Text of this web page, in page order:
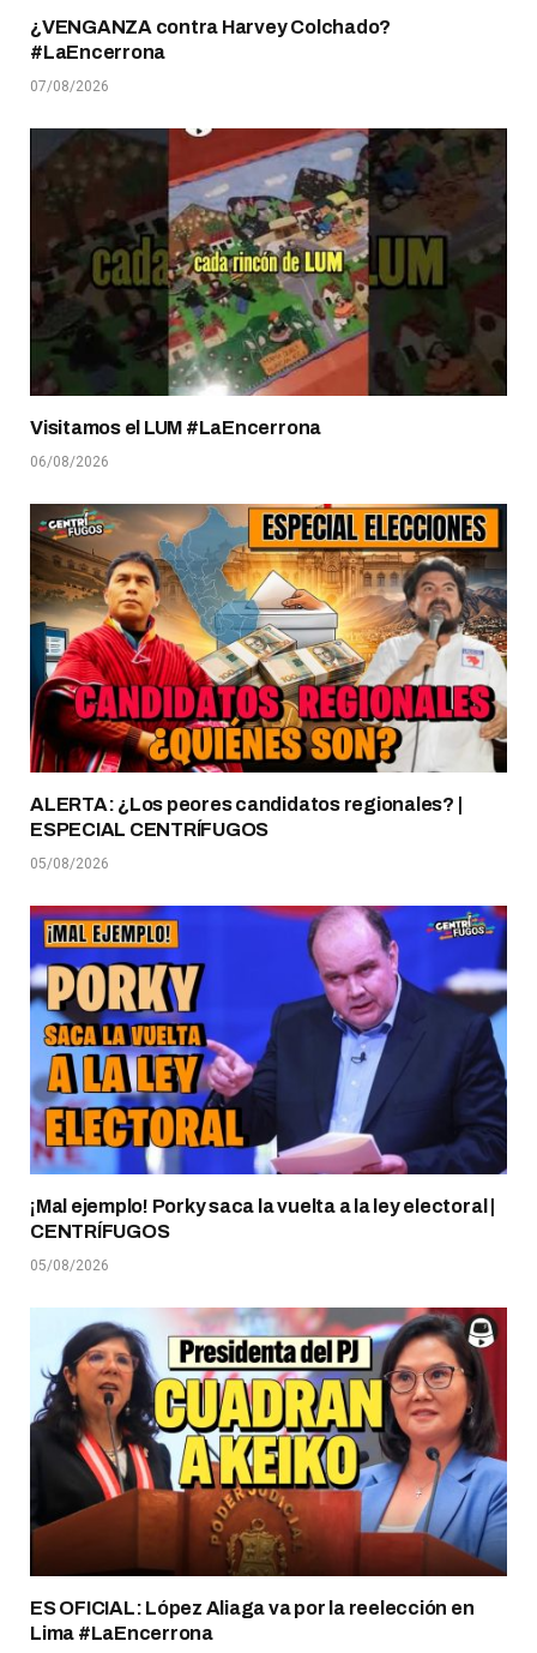
¿VENGANZA contra Harvey Colchado?
#LaEncerrona
07/08/2026
Visitamos el LUM #LaEncerrona
06/08/2026
ALERTA: ¿Los peores candidatos regionales? |
ESPECIAL CENTRÍFUGOS
05/08/2026
¡Mal ejemplo! Porky saca la vuelta a la ley electoral |
CENTRÍFUGOS
05/08/2026
ES OFICIAL: López Aliaga va por la reelección en
Lima #LaEncerrona